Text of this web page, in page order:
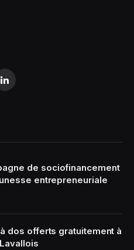
LinkedIn
de sociofinancement
entrepreneuriale
dos offerts gratuitement à